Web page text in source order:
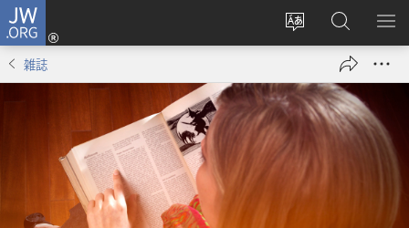
JW.ORG
サ
ト
の
言
語
を
変
ロ
グ
ン
（新
し
い
タ
で
JW.ORG
の
検
索
メ
を
示
雑誌